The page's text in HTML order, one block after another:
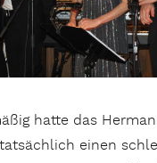
hatte das
einen